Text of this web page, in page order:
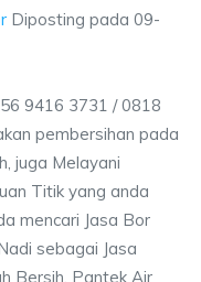
Diposting pada 09-
9416 3731 / 0818
pembersihan pada
juga Melayani
Titik yang anda
mencari Jasa Bor
sebagai Jasa
Bersih, Pantek Air